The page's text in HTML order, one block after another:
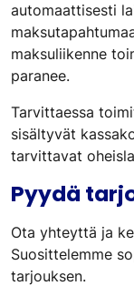
automaattisesti
maksuliikenne
paranee.
Tarvittaessa
sisältyvät
tarvittavat
Pyydä
Ota yhteyttä ja
Suosittelemme
tarjouksen.